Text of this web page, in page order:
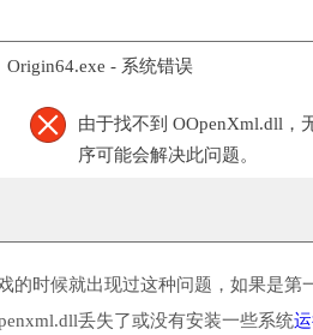
Origin64.exe - 系统错误
由于找不到 OOpenXml.dll，
序可能会解决此问题。
的时候就出现过这种问题，如果是
丢失了或没有安装一些系统